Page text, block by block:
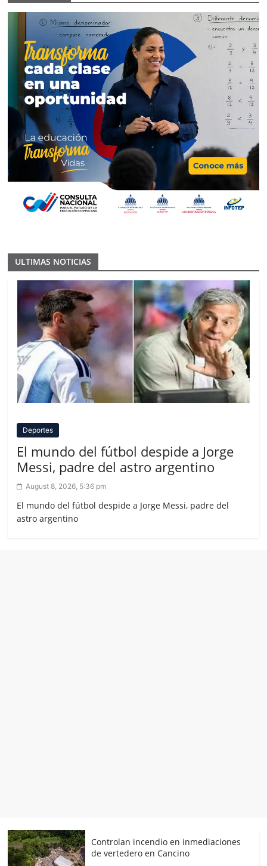
ULTIMAS NOTICIAS
Deportes
El mundo del fútbol despide a Jorge
Messi, padre del astro argentino
August 8, 2026, 5:36 pm
El mundo del fútbol despide a Jorge Messi, padre del
astro argentino
Controlan incendio en inmediaciones
de vertedero en Cancino